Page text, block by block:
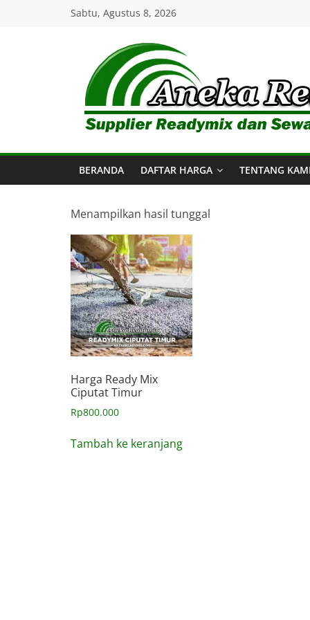
Sabtu, Agustus 8, 2026
Aneka
Readymix
Pusat
Penjualan
Aneka
Beton
Ready
mix
di
Indonesia
BERANDA DAFTAR HARGA TENTANG
Menampilkan hasil tunggal
Harga Ready Mix
Ciputat Timur
Rp800.000
Tambah ke keranjang